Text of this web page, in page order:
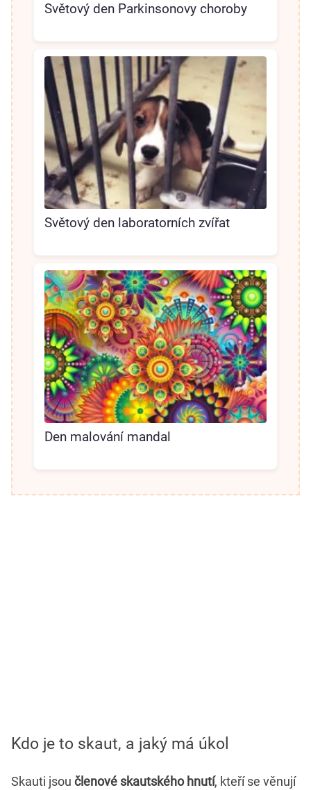
Světový den Parkinsonovy choroby
Světový den laboratorních zvířat
Den malování mandal
Kdo je to skaut, a jaký má úkol
Skauti jsou členové skautského hnutí, kteří se věnují